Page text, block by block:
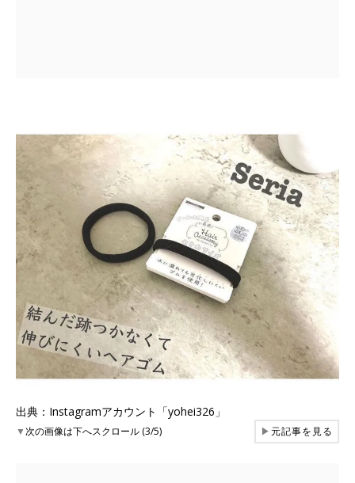
出典：Instagramアカウント「yohei326」
▼次の画像は下へスクロール (3/5) ▶元記事を見る